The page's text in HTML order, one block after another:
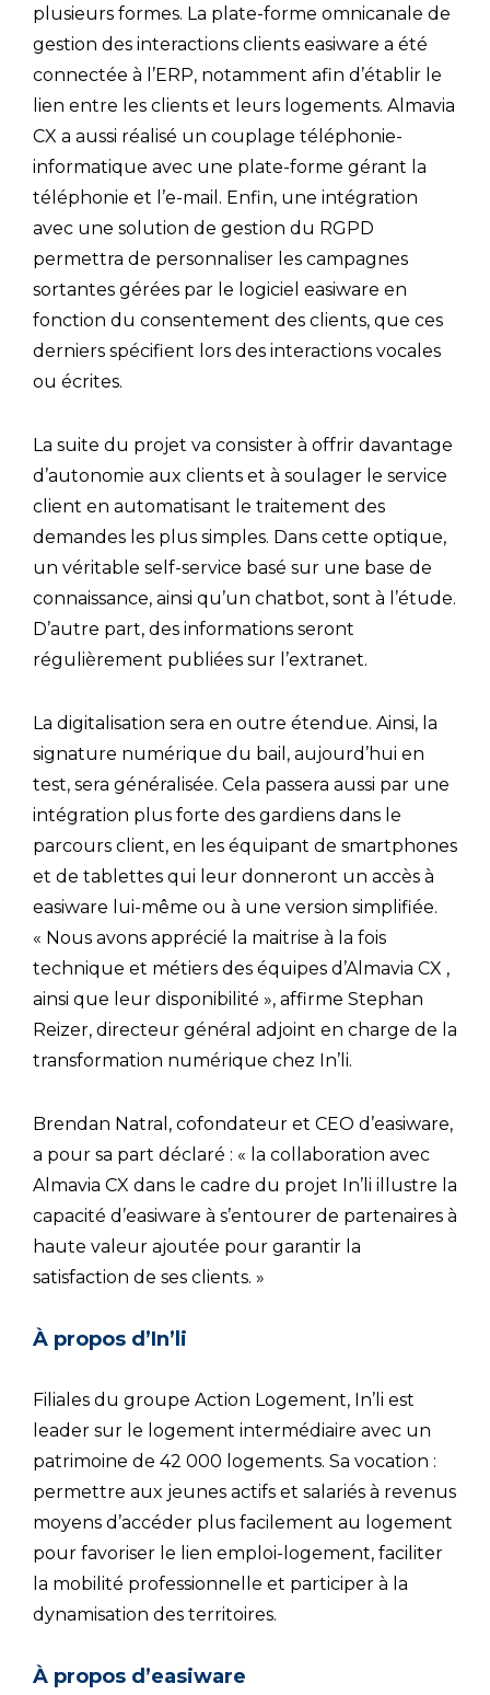
plusieurs formes. La plate-forme omnicanale de
gestion des interactions clients easiware a été
connectée à l’ERP, notamment afin d’établir le
lien entre les clients et leurs logements. Almavia
CX a aussi réalisé un couplage téléphonie-
informatique avec une plate-forme gérant la
téléphonie et l’e-mail. Enfin, une intégration
avec une solution de gestion du RGPD
permettra de personnaliser les campagnes
sortantes gérées par le logiciel easiware en
fonction du consentement des clients, que ces
derniers spécifient lors des interactions vocales
ou écrites.
La suite du projet va consister à offrir davantage
d’autonomie aux clients et à soulager le service
client en automatisant le traitement des
demandes les plus simples. Dans cette optique,
un véritable self-service basé sur une base de
connaissance, ainsi qu’un chatbot, sont à l’étude.
D’autre part, des informations seront
régulièrement publiées sur l’extranet.
La digitalisation sera en outre étendue. Ainsi, la
signature numérique du bail, aujourd’hui en
test, sera généralisée. Cela passera aussi par une
intégration plus forte des gardiens dans le
parcours client, en les équipant de smartphones
et de tablettes qui leur donneront un accès à
easiware lui-même ou à une version simplifiée.
« Nous avons apprécié la maitrise à la fois
technique et métiers des équipes d’Almavia CX ,
ainsi que leur disponibilité », affirme Stephan
Reizer, directeur général adjoint en charge de la
transformation numérique chez In’li.
Brendan Natral, cofondateur et CEO d’easiware,
a pour sa part déclaré : « la collaboration avec
Almavia CX dans le cadre du projet In’li illustre la
capacité d’easiware à s’entourer de partenaires à
haute valeur ajoutée pour garantir la
satisfaction de ses clients. »
À propos d’In’li
Filiales du groupe Action Logement, In’li est
leader sur le logement intermédiaire avec un
patrimoine de 42 000 logements. Sa vocation :
permettre aux jeunes actifs et salariés à revenus
moyens d’accéder plus facilement au logement
pour favoriser le lien emploi-logement, faciliter
la mobilité professionnelle et participer à la
dynamisation des territoires.
À propos d’easiware